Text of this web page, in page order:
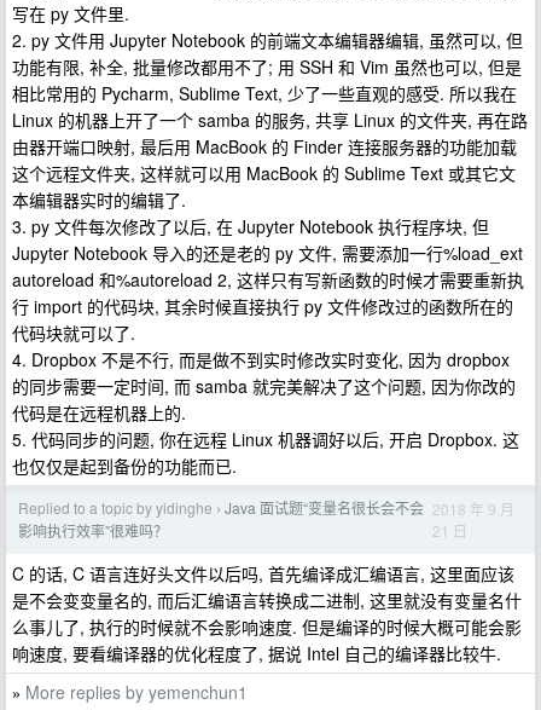
写在 py 文件里.
2. py 文件用 Jupyter Notebook 的前端文本编辑器编辑, 虽然可以, 但
功能有限, 补全, 批量修改都用不了; 用 SSH 和 Vim 虽然也可以, 但是
相比常用的 Pycharm, Sublime Text, 少了一些直观的感受. 所以我在
Linux 的机器上开了一个 samba 的服务, 共享 Linux 的文件夹, 再在路
由器开端口映射, 最后用 MacBook 的 Finder 连接服务器的功能加载
这个远程文件夹, 这样就可以用 MacBook 的 Sublime Text 或其它文
本编辑器实时的编辑了.
3. py 文件每次修改了以后, 在 Jupyter Notebook 执行程序块, 但
Jupyter Notebook 导入的还是老的 py 文件, 需要添加一行%load_ext
autoreload 和%autoreload 2, 这样只有写新函数的时候才需要重新执
行 import 的代码块, 其余时候直接执行 py 文件修改过的函数所在的
代码块就可以了.
4. Dropbox 不是不行, 而是做不到实时修改实时变化, 因为 dropbox
的同步需要一定时间, 而 samba 就完美解决了这个问题, 因为你改的
代码是在远程机器上的.
5. 代码同步的问题, 你在远程 Linux 机器调好以后, 开启 Dropbox. 这
也仅仅是起到备份的功能而已.
Replied to a topic by yidinghe › Java 面试题“变量名很长会不会
影响执行效率”很难吗？
2018 年 9 月
21 日
C 的话, C 语言连好头文件以后吗, 首先编译成汇编语言, 这里面应该
是不会变变量名的, 而后汇编语言转换成二进制, 这里就没有变量名什
么事儿了, 执行的时候就不会影响速度. 但是编译的时候大概可能会影
响速度, 要看编译器的优化程度了, 据说 Intel 自己的编译器比较牛.
» More replies by yemenchun1